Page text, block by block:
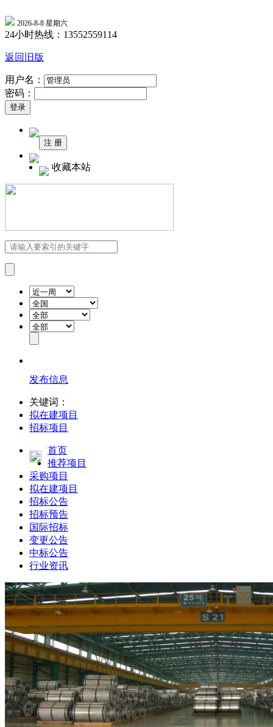
2026-8-8 星期六
24小时热线：13552559114
返回旧版
用户名：
密码：
收藏本站
发布信息
关键词：
拟在建项目
招标项目
首页
推荐项目
采购项目
拟在建项目
招标公告
招标预告
国际招标
变更公告
中标公告
行业资讯